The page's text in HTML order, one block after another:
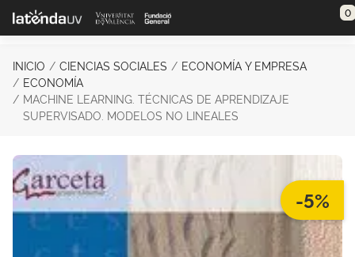
Saltar al contenido principal 0
INICIO CIENCIAS SOCIALES
ECONOMÍA Y EMPRESA
ECONOMÍA
MACHINE LEARNING. TÉCNICAS DE APRENDIZAJE
SUPERVISADO. MODELOS NO LINEALES
-5%